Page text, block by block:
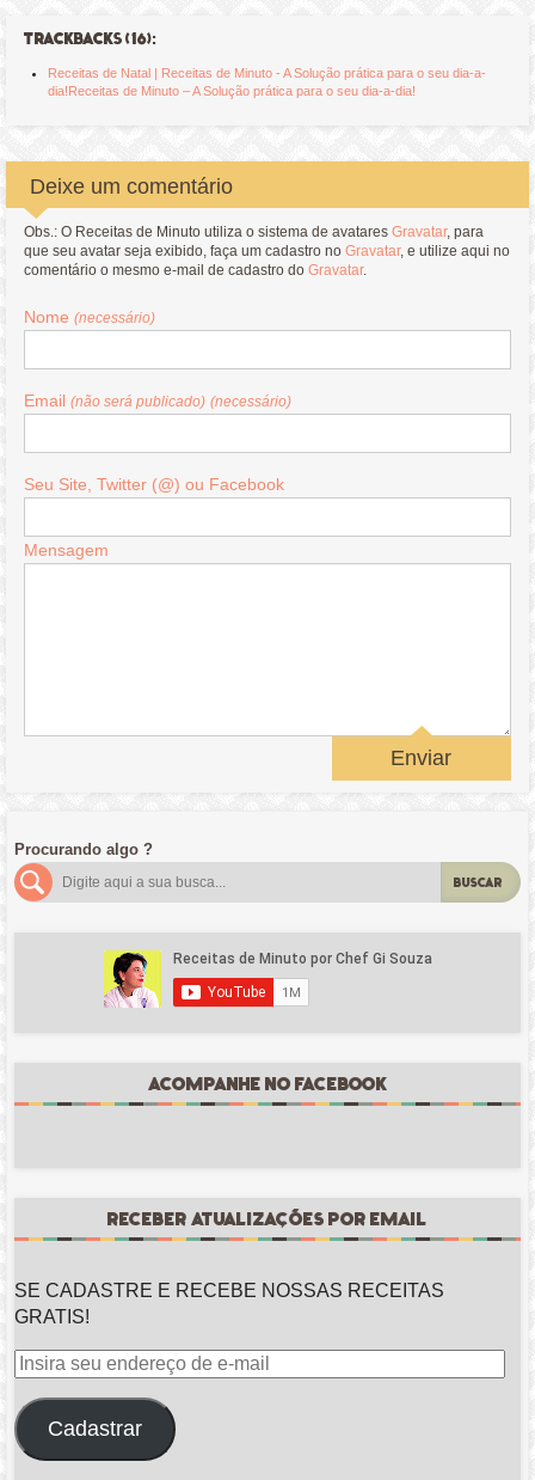
TRACKBACKS (16):
Receitas de Natal | Receitas de Minuto - A Solução prática para o seu dia-a-
dia!Receitas de Minuto – A Solução prática para o seu dia-a-dia!
Deixe um comentário
Obs.: O Receitas de Minuto utiliza o sistema de avataresGravatar, para
que seu avatar seja exibido, faça um cadastro noGravatar, e utilize aqui no
comentário o mesmo e-mail de cadastro doGravatar.
Nome(necessário)
Email(não será publicado) (necessário)
Seu Site, Twitter (@) ou Facebook
Mensagem
Enviar
Procurando algo ?
BUSCAR
ACOMPANHE NO FACEBOOK
RECEBER ATUALIZAÇÕES POR EMAIL
SE CADASTRE E RECEBE NOSSAS RECEITAS
GRATIS!
Insira
endereço
de
Cadastrar